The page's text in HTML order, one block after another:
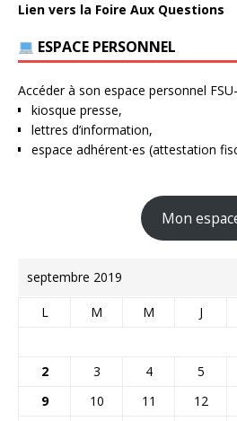
Lien vers la Foire Aux Questions
ESPACE PERSONNEL
Accéder à son espace personnel
kiosque presse,
lettres d’information,
espace adhérent⋅es (attestation
Mon
septembre 2019
L M M J
2
3 4 5
9
10 11 12